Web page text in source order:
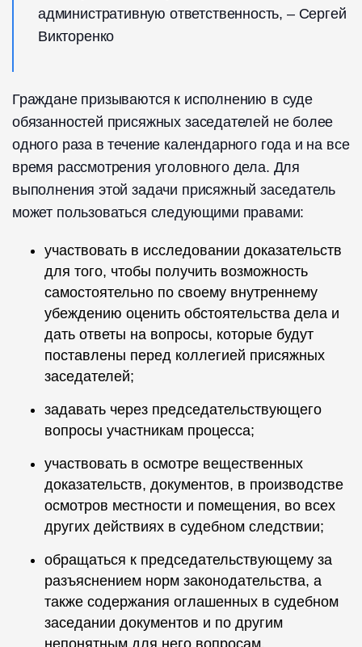
административную ответственность, – Сергей
Викторенко
Граждане призываются к исполнению в суде
обязанностей присяжных заседателей не более
одного раза в течение календарного года и на все
время рассмотрения уголовного дела. Для
выполнения этой задачи присяжный заседатель
может пользоваться следующими правами:
участвовать в исследовании доказательств
для того, чтобы получить возможность
самостоятельно по своему внутреннему
убеждению оценить обстоятельства дела и
дать ответы на вопросы, которые будут
поставлены перед коллегией присяжных
заседателей;
задавать через председательствующего
вопросы участникам процесса;
участвовать в осмотре вещественных
доказательств, документов, в производстве
осмотров местности и помещения, во всех
других действиях в судебном следствии;
обращаться к председательствующему за
разъяснением норм законодательства, а
также содержания оглашенных в судебном
заседании документов и по другим
непонятным для него вопросам,